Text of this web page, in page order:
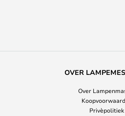
OVER
Over
Privèpolitiek